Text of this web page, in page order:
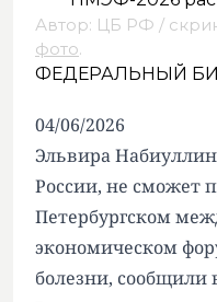
Автор: ЦБ РФ /
фото.
ФЕДЕРАЛЬНЫЙ
04/06/2026
Эльвира
России, не сможет
Петербургском
экономическом
болезни, сообщили